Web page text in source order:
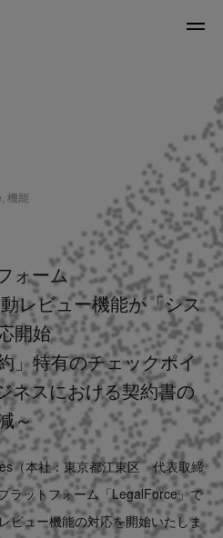
,機能
ォーム
レビュー機能が「シス
開始
」特有のチェックポイ
ネスにおける契約書の
～
（本社：東京都江東区 代表取締
ラットフォーム「LegalForce」で
ビュー機能の対応を開始いたしま